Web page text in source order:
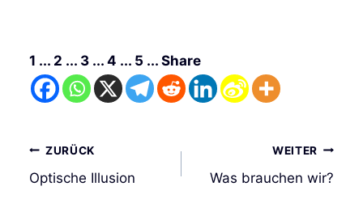
1 ... 2 ... 3 ... 4 ... 5 ... Share
Beitrags-
Navigation
ZURÜCK
Optische Illusion
WEITER
Was brauchen wir?